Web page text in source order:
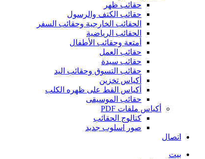
حقائب ظهر
حقائب الكتف والرسول
الحقائب الخارجية وحقائب السفر
الحقائب الرياضية
أمتعة وحقائب الأطفال
حقائب العمل
حقائب سيدة
حقائب التسوق وحقائب اليد
أكياس تخزين
أكياس القط على ظهره الكلب
حقائب الموسيقى
أكياس ملفات PDF
كتالوج الحقائب
صور اسلوب جديد
اتصال
بيت